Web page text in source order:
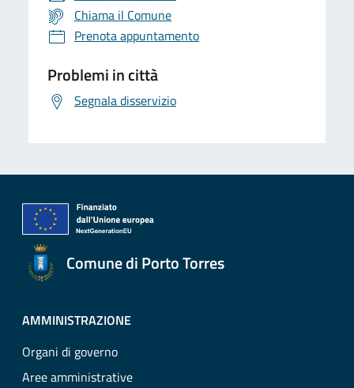
Chiama il Comune
Prenota appuntamento
Problemi in città
Segnala disservizio
Comune di Porto Torres
AMMINISTRAZIONE
Organi di governo
Aree amministrative